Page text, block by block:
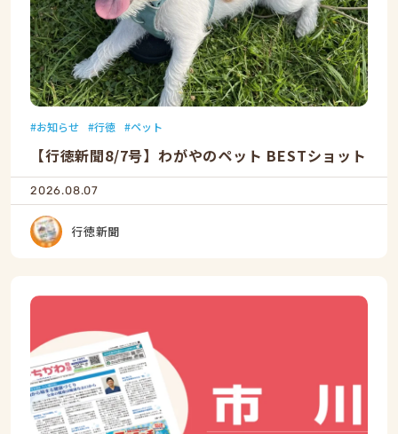
お知らせ 行徳 ペット
【行徳新聞8/7号】わがやのペット BESTショット
2026.08.07
行徳新聞